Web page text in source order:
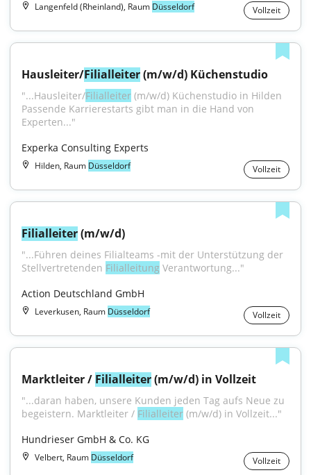
Langenfeld (Rheinland), Raum Düsseldorf Vollzeit
Hausleiter/Filialleiter (m/w/d) Küchenstudio
"...Hausleiter/Filialleiter (m/w/d) Küchenstudio in Hilden
Passende Karrierestarts gibt man in die Hand von
Experten..."
Experka Consulting Experts
Hilden, Raum Düsseldorf Vollzeit
Filialleiter (m/w/d)
"...Führen deines Filialteams -mit der Unterstützung der
Stellvertretenden Filialleitung Verantwortung..."
Action Deutschland GmbH
Leverkusen, Raum Düsseldorf Vollzeit
Marktleiter / Filialleiter (m/w/d) in Vollzeit
"...daran haben, unsere Kunden jeden Tag aufs Neue zu
begeistern. Marktleiter / Filialleiter (m/w/d) in Vollzeit..."
Hundrieser GmbH & Co. KG
Velbert, Raum Düsseldorf Vollzeit